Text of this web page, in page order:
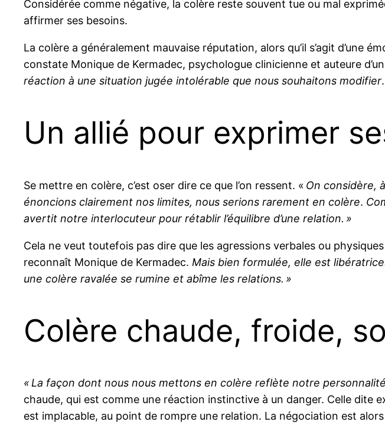
Considérée comme négative, la colère reste souvent tue ou mal
affirmer ses besoins.
La colère a généralement mauvaise réputation, alors qu’il s’agit d’une
constate Monique de Kermadec, psychologue clinicienne et auteure
réaction à une situation jugée intolérable que nous souhaitons modifier
Un allié pour exprimer
Se mettre en colère, c’est oser dire ce que l’on ressent. « On considère,
énoncions clairement nos limites, nous serions rarement en colère.
avertit notre interlocuteur pour rétablir l’équilibre d’une relation. »
Cela ne veut toutefois pas dire que les agressions verbales ou
reconnaît Monique de Kermadec. Mais bien formulée, elle est
une colère ravalée se rumine et abîme les relations. »
Colère chaude, froide,
« La façon dont nous nous mettons en colère reflète notre
chaude, qui est comme une réaction instinctive à un danger. Celle dite
est implacable, au point de rompre une relation. La négociation est